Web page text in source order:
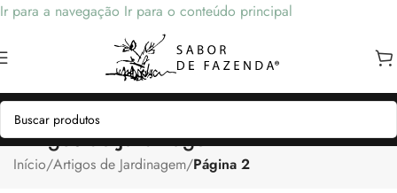
Ir para a navegação Ir para o conteúdo principal
Artigos de Jardinagem
Início/Artigos de Jardinagem/Página 2